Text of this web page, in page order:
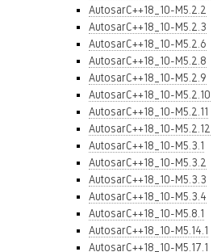
AutosarC++18_10-M5.2.2
AutosarC++18_10-M5.2.3
AutosarC++18_10-M5.2.6
AutosarC++18_10-M5.2.8
AutosarC++18_10-M5.2.9
AutosarC++18_10-M5.2.10
AutosarC++18_10-M5.2.11
AutosarC++18_10-M5.2.12
AutosarC++18_10-M5.3.1
AutosarC++18_10-M5.3.2
AutosarC++18_10-M5.3.3
AutosarC++18_10-M5.3.4
AutosarC++18_10-M5.8.1
AutosarC++18_10-M5.14.1
AutosarC++18_10-M5.17.1